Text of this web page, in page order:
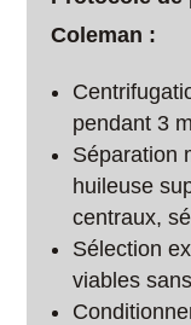
Coleman :
pendant 3
Séparation
huileuse
centraux,
Sélection
viables